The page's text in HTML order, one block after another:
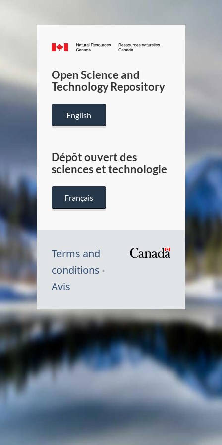
Canada.ca
/
Canada
Open Science and
Technology Repository
English
Dépôt ouvert des
sciences et technologie
Français
Terms and
conditions
Avis
Symbole
du
Canada